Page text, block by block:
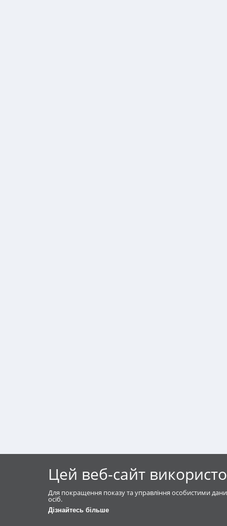
Цей веб-сайт
Для покращення показу та управління особистими
осіб.
Дізнайтесь більше